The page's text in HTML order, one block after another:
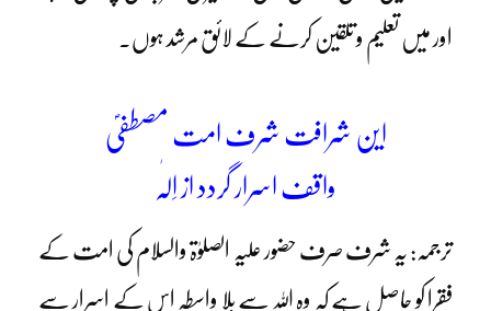
اور میں تعلیم و تلقین کرنے کے لائق مرشد ہوں۔
این شرافت شرف امت مصطفیؐ
واقف اسرار گردد از اِلٰہ
ترجمہ: یہ شرف صرف حضور علیہ الصلوٰۃ والسلام کی امت کے
فقرا کو حاصل ہے کہ وہ اللہ سے بلا واسطہ اس کے اسرار سے